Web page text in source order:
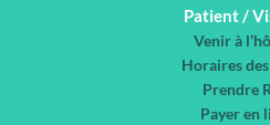
Patient /
Venir à
Horaires
Prendre
Payer en